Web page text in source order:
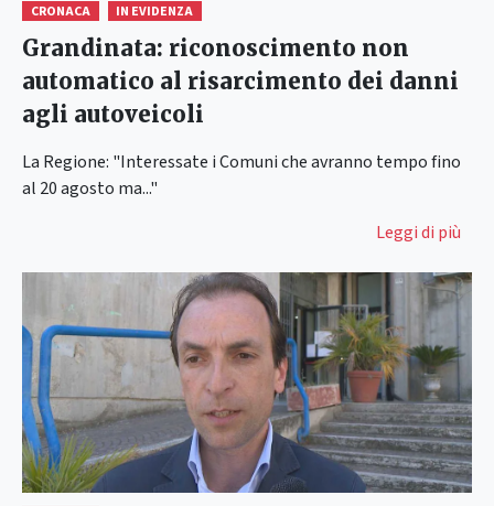
CRONACA IN EVIDENZA
Grandinata: riconoscimento non
automatico al risarcimento dei danni
agli autoveicoli
La Regione: "Interessate i Comuni che avranno tempo fino
al 20 agosto ma..."
Leggi di più